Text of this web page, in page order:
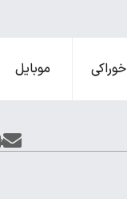
خوراکی موبایل